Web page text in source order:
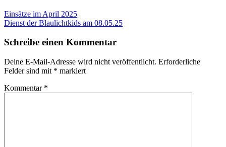
Beitragsnavigation
Vorheriger
Beitrag:
Einsätze im April 2025
Nächster
Dienst der Blaulichtkids am 08.05.25
Schreibe einen Kommentar
Deine E-Mail-Adresse wird nicht veröffentlicht. Erforderliche
Felder sind mit * markiert
Kommentar *